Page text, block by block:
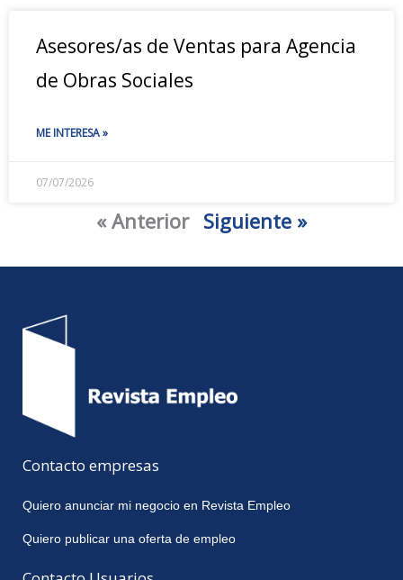
Asesores/as de Ventas para Agencia
de Obras Sociales
ME INTERESA »
07/07/2026
« Anterior Siguiente »
Contacto empresas
Quiero anunciar mi negocio en Revista Empleo
Quiero publicar una oferta de empleo